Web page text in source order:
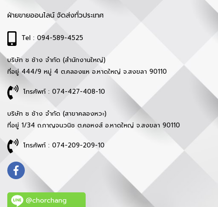
ฝ่ายขายออนไลน์ จัดส่งทั่วประเทศ
Tel : 094-589-4525
บริษัท ช ช้าง จำกัด (สำนักงานใหญ่)
ที่อยู่ 444/9 หมู่ 4 ต.คลองแห อ.หาดใหญ่ จ.สงขลา 90110
โทรศัพท์ : 074-427-408-10
บริษัท ช ช้าง จำกัด (สาขาคลองหวะ)
ที่อยู่ 1/34 ถ.กาญจนวนิช ต.คอหงส์ อ.หาดใหญ่ จ.สงขลา 90110
โทรศัพท์ : 074-209-209-10
@chorchang